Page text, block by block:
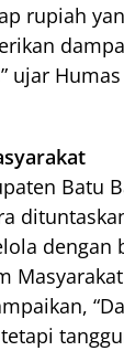
rupiah
ujar
Batu
dengan